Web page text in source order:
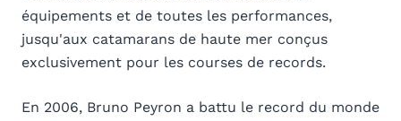
équipements et de toutes les performances,
jusqu'aux catamarans de haute mer conçus
exclusivement pour les courses de records.
En 2006, Bruno Peyron a battu le record du monde